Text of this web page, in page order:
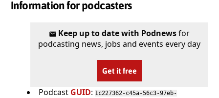
Information for podcasters
Keep up to date with Podnewsfor
podcasting news, jobs and events every day
Get it free
Podcast GUID: 1c227362-c45a-56c3-97eb-